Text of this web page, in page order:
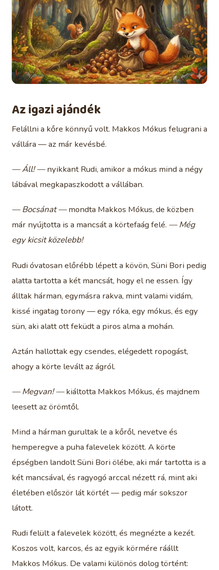
Az igazi ajándék
Felállni a kőre könnyű volt. Makkos Mókus felugrani a
vállára — az már kevésbé.
— Áll! —nyikkant Rudi, amikor a mókus mind a négy
lábával megkapaszkodott a vállában.
— Bocsánat —mondta Makkos Mókus, de közben
már nyújtotta is a mancsát a körtefaág felé. — Még
egy kicsit közelebb!
Rudi óvatosan előrébb lépett a kövön, Süni Bori pedig
alatta tartotta a két mancsát, hogy el ne essen. Így
álltak hárman, egymásra rakva, mint valami vidám,
kissé ingatag torony — egy róka, egy mókus, és egy
sün, aki alatt ott feküdt a piros alma a mohán.
Aztán hallottak egy csendes, elégedett ropogást,
ahogy a körte levált az ágról.
— Megvan! —kiáltotta Makkos Mókus, és majdnem
leesett az örömtől.
Mind a hárman gurultak le a kőről, nevetve és
hemperegve a puha falevelek között. A körte
épségben landolt Süni Bori ölébe, aki már tartotta is a
két mancsával, és ragyogó arccal nézett rá, mint aki
életében először lát körtét — pedig már sokszor
látott.
Rudi felült a falevelek között, és megnézte a kezét.
Koszos volt, karcos, és az egyik körmére ráállt
Makkos Mókus. De valami különös dolog történt: